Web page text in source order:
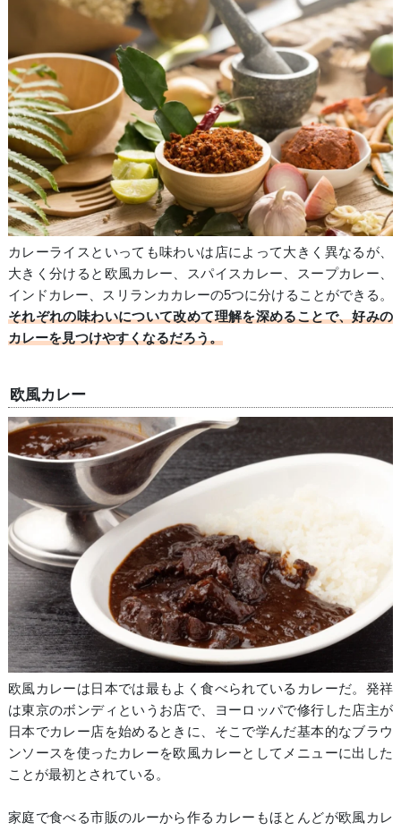
カレーライスといっても味わいは店によって大きく異なるが、
大きく分けると欧風カレー、スパイスカレー、スープカレー、
インドカレー、スリランカカレーの5つに分けることができる。
それぞれの味わいについて改めて理解を深めることで、好みの
カレーを見つけやすくなるだろう。
欧風カレー
欧風カレーは日本では最もよく食べられているカレーだ。発祥
は東京のボンディというお店で、ヨーロッパで修行した店主が
日本でカレー店を始めるときに、そこで学んだ基本的なブラウ
ンソースを使ったカレーを欧風カレーとしてメニューに出した
ことが最初とされている。
家庭で食べる市販のルーから作るカレーもほとんどが欧風カレ